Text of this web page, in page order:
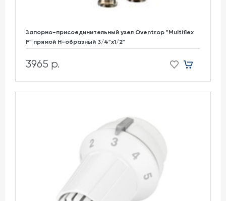
Запорно-присоединительный узел Oventrop "Multiflex
F" прямой H-образный 3/4"х1/2"
3965 р.